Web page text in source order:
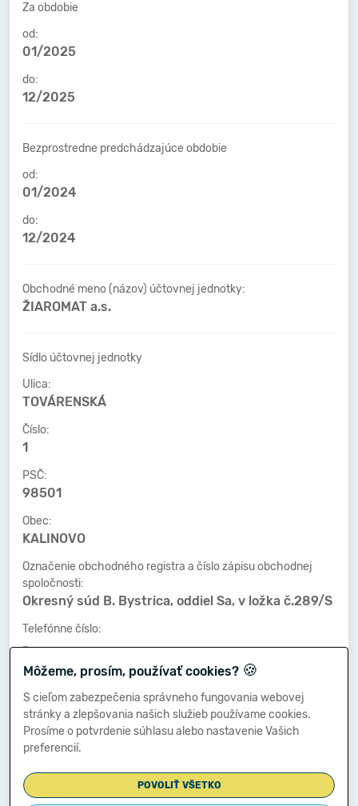
Za obdobie
od:
01/2025
do:
12/2025
Bezprostredne predchádzajúce obdobie
od:
01/2024
do:
12/2024
Obchodné meno (názov) účtovnej jednotky:
ŽIAROMAT a.s.
Sídlo účtovnej jednotky
Ulica:
TOVÁRENSKÁ
Číslo:
1
PSČ:
98501
Obec:
KALINOVO
Označenie obchodného registra a číslo zápisu obchodnej
spoločnosti:
Okresný súd B. Bystrica, oddiel Sa, v ložka č.289/S
Telefónne číslo:
-
Faxové číslo:
-
E-mailová adresa:
-
Zostavená dňa:
Môžeme, prosím, používať cookies? 🍪
S cieľom zabezpečenia správneho fungovania webovej
stránky a zlepšovania našich služieb používame cookies.
Prosíme o potvrdenie súhlasu alebo nastavenie Vašich
preferencií.
POVOLIŤ VŠETKO